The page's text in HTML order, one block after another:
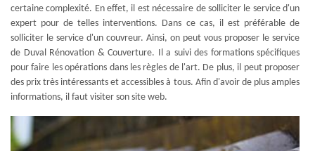
certaine complexité. En effet, il est nécessaire de solliciter le service d'un
expert pour de telles interventions. Dans ce cas, il est préférable de
solliciter le service d'un couvreur. Ainsi, on peut vous proposer le service
de Duval Rénovation & Couverture. Il a suivi des formations spécifiques
pour faire les opérations dans les règles de l'art. De plus, il peut proposer
des prix très intéressants et accessibles à tous. Afin d'avoir de plus amples
informations, il faut visiter son site web.